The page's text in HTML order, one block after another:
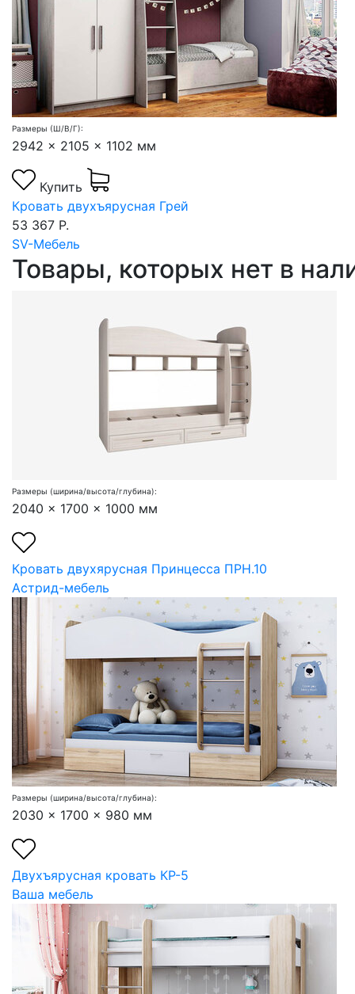
Размеры (Ш/В/Г):
2942 x 2105 x 1102 мм
Купить
Кровать двухъярусная Грей
53 367 Р.
SV-Мебель
Товары, которых нет в
Размеры (ширина/высота/глубина):
2040 x 1700 x 1000 мм
Кровать двухярусная Принцесса ПРН.10
Астрид-мебель
Размеры (ширина/высота/глубина):
2030 x 1700 x 980 мм
Двухъярусная кровать КР-5
Ваша мебель